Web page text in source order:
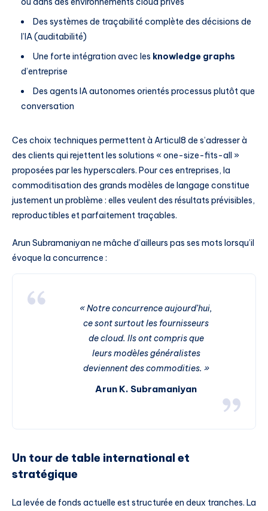
Des systèmes de traçabilité complète des décisions de
l’IA (auditabilité)
Une forte intégration avec les knowledge graphs
d’entreprise
Des agents IA autonomes orientés processus plutôt que
conversation
Ces choix techniques permettent à Articul8 de s’adresser à
des clients qui rejettent les solutions « one-size-fits-all »
proposées par les hyperscalers. Pour ces entreprises, la
commoditisation des grands modèles de langage constitue
justement un problème : elles veulent des résultats prévisibles,
reproductibles et parfaitement traçables.
Arun Subramaniyan ne mâche d’ailleurs pas ses mots lorsqu’il
évoque la concurrence :
« Notre concurrence aujourd’hui,
ce sont surtout les fournisseurs
de cloud. Ils ont compris que
leurs modèles généralistes
deviennent des commodities. »
Arun K. Subramaniyan
Un tour de table international et
stratégique
La levée de fonds actuelle est structurée en deux tranches. La